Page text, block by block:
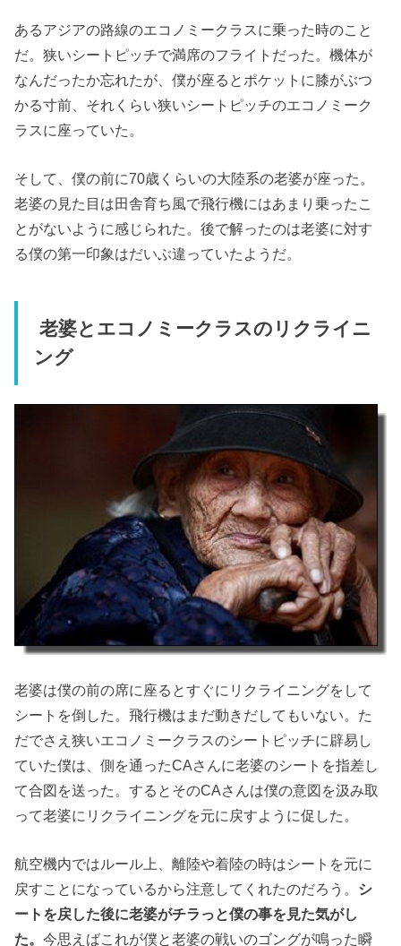
あるアジアの路線のエコノミークラスに乗った時のこと
だ。狭いシートピッチで満席のフライトだった。機体が
なんだったか忘れたが、僕が座るとポケットに膝がぶつ
かる寸前、それくらい狭いシートピッチのエコノミーク
ラスに座っていた。
そして、僕の前に70歳くらいの大陸系の老婆が座った。
老婆の見た目は田舎育ち風で飛行機にはあまり乗ったこ
とがないように感じられた。後で解ったのは老婆に対す
る僕の第一印象はだいぶ違っていたようだ。
老婆とエコノミークラスのリクライニ
ング
老婆は僕の前の席に座るとすぐにリクライニングをして
シートを倒した。飛行機はまだ動きだしてもいない。た
だでさえ狭いエコノミークラスのシートピッチに辟易し
ていた僕は、側を通ったCAさんに老婆のシートを指差し
て合図を送った。するとそのCAさんは僕の意図を汲み取
って老婆にリクライニングを元に戻すように促した。
航空機内ではルール上、離陸や着陸の時はシートを元に
戻すことになっているから注意してくれたのだろう。 シ
ートを戻した後に老婆がチラっと僕の事を見た気がし
た。今思えばこれが僕と老婆の戦いのゴングが鳴った瞬